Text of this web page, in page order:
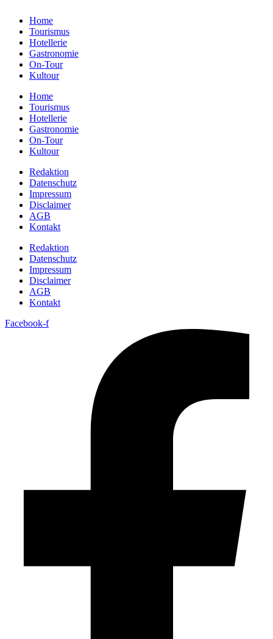
Home
Tourismus
Hotellerie
Gastronomie
On-Tour
Kultour
Home
Tourismus
Hotellerie
Gastronomie
On-Tour
Kultour
Redaktion
Datenschutz
Impressum
Disclaimer
AGB
Kontakt
Redaktion
Datenschutz
Impressum
Disclaimer
AGB
Kontakt
Facebook-f